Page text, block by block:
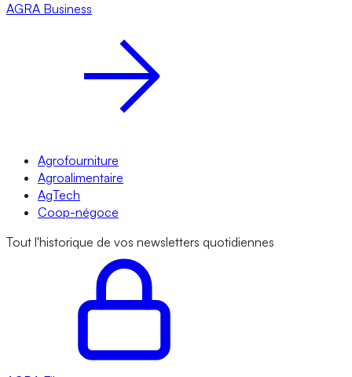
AGRA Business
Agrofourniture
Agroalimentaire
AgTech
Coop-négoce
Tout l'historique de vos newsletters quotidiennes